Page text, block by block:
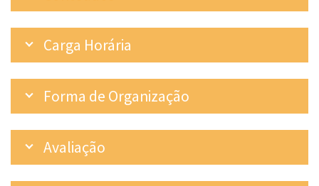
Carga Horária
Forma de Organização
Avaliação